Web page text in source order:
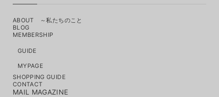
ABOUT ～私たちのこと
BLOG
MEMBERSHIP
GUIDE
MYPAGE
SHOPPING GUIDE
CONTACT
MAIL MAGAZINE